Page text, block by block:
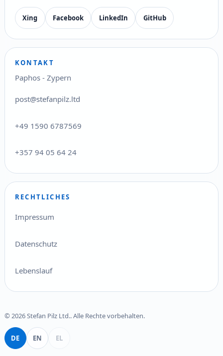
Xing Facebook LinkedIn GitHub
KONTAKT
Paphos - Zypern
post@stefanpilz.ltd
+49 1590 6787569
+357 94 05 64 24
RECHTLICHES
Impressum
Datenschutz
Lebenslauf
© 2026 Stefan Pilz Ltd.. Alle Rechte vorbehalten.
DE
Deutsch
EN
English
EL